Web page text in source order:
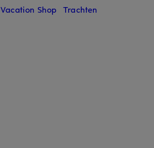
Vacation Shop Trachten